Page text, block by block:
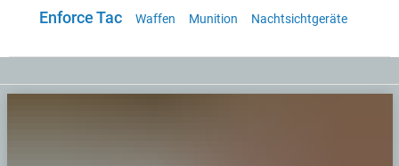
Enforce Tac Waffen Munition Nachtsichtgeräte